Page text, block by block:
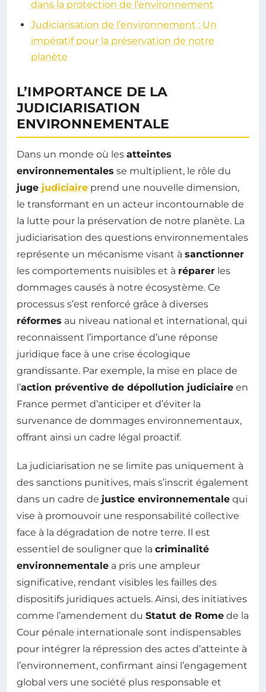
dans la protection de l’environnement
Judiciarisation de l’environnement : Un
impératif pour la préservation de notre
planète
L’IMPORTANCE DE LA
JUDICIARISATION
ENVIRONNEMENTALE
Dans un monde où les atteintes
environnementales se multiplient, le rôle du
juge judiciaire prend une nouvelle dimension,
le transformant en un acteur incontournable de
la lutte pour la préservation de notre planète. La
judiciarisation des questions environnementales
représente un mécanisme visant à sanctionner
les comportements nuisibles et à réparer les
dommages causés à notre écosystème. Ce
processus s’est renforcé grâce à diverses
réformes au niveau national et international, qui
reconnaissent l’importance d’une réponse
juridique face à une crise écologique
grandissante. Par exemple, la mise en place de
l’action préventive de dépollution judiciaire en
France permet d’anticiper et d’éviter la
survenance de dommages environnementaux,
offrant ainsi un cadre légal proactif.
La judiciarisation ne se limite pas uniquement à
des sanctions punitives, mais s’inscrit également
dans un cadre de justice environnementale qui
vise à promouvoir une responsabilité collective
face à la dégradation de notre terre. Il est
essentiel de souligner que la criminalité
environnementale a pris une ampleur
significative, rendant visibles les failles des
dispositifs juridiques actuels. Ainsi, des initiatives
comme l’amendement du Statut de Rome de la
Cour pénale internationale sont indispensables
pour intégrer la répression des actes d’atteinte à
l’environnement, confirmant ainsi l’engagement
global vers une société plus responsable et